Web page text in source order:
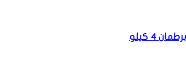
كيلو